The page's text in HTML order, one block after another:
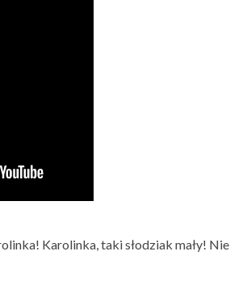
Karolinka, taki słodziak mały! Nie